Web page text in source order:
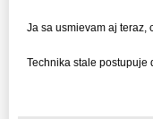
Ja sa usmievam aj teraz,
Technika stale postupuje